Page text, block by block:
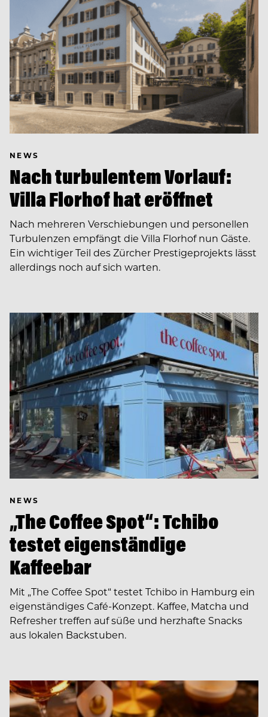
NEWS
Nach turbulentem Vorlauf:
Villa Florhof hat eröffnet
Nach mehreren Verschiebungen und personellen
Turbulenzen empfängt die Villa Florhof nun Gäste.
Ein wichtiger Teil des Zürcher Prestigeprojekts lässt
allerdings noch auf sich warten.
NEWS
„The Coffee Spot“: Tchibo
testet eigenständige
Kaffeebar
Mit „The Coffee Spot“ testet Tchibo in Hamburg ein
eigenständiges Café-Konzept. Kaffee, Matcha und
Refresher treffen auf süße und herzhafte Snacks
aus lokalen Backstuben.